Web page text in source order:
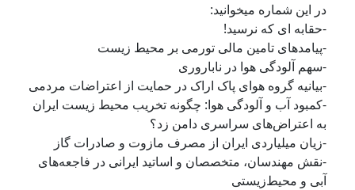
در این شماره میخوانید:
-حقابه ای که نرسید!
-پیامدهای تامین مالی تورمی بر محیط زیست
-سهم آلودگی هوا در ناباروری
-بیانیه گروه هوای پاک اراک در حمایت از اعتراضات مردمی
-کمبود آب و آلودگی هوا: چگونه تخریب محیط زیست ایران
به اعتراض‌های سراسری دامن زد؟
-زیان میلیاردی ایران از مصرف مازوت و صادرات گاز
-نقش مهندسان، متخصصان و اساتید ایرانی در فاجعه‌های
آبی و محیط‌زیستی